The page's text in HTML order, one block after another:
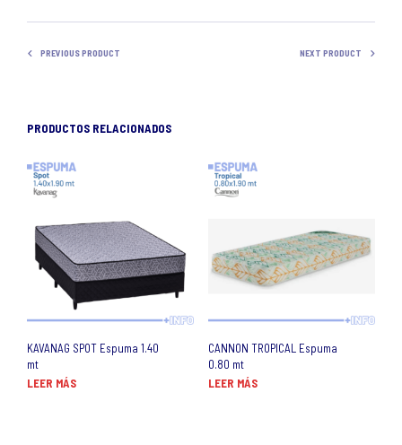
PREVIOUS PRODUCT NEXT PRODUCT
PRODUCTOS RELACIONADOS
KAVANAG SPOT Espuma 1.40
mt
LEER MÁS
CANNON TROPICAL Espuma
0.80 mt
LEER MÁS